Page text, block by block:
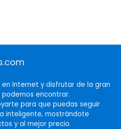
Internet y disfrutar de la gran
encontrar.
para que puedas seguir
inteligente, mostrándote
y al mejor precio.